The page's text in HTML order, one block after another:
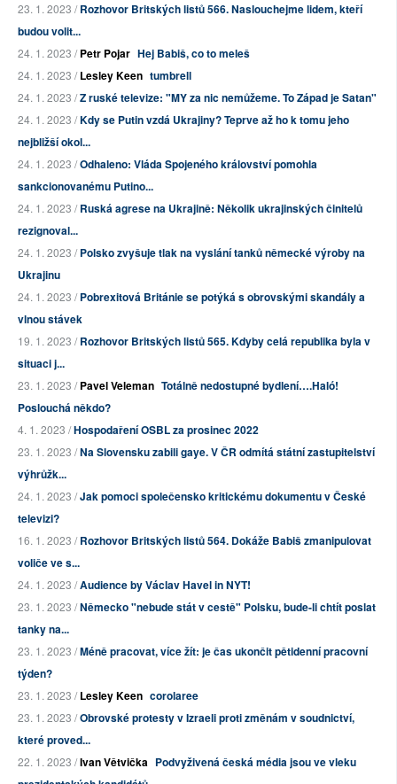
23. 1. 2023 /Rozhovor Britských listů 566. Naslouchejme lidem, kteří
budou volit...
24. 1. 2023 /Petr Pojar Hej Babiš, co to meleš
24. 1. 2023 /Lesley Keen tumbrell
24. 1. 2023 /Z ruské televize: "MY za nic nemůžeme. To Západ je Satan"
24. 1. 2023 /Kdy se Putin vzdá Ukrajiny? Teprve až ho k tomu jeho
nejbližší okol...
24. 1. 2023 /Odhaleno: Vláda Spojeného království pomohla
sankcionovanému Putino...
24. 1. 2023 /Ruská agrese na Ukrajině: Několik ukrajinských činitelů
rezignoval...
24. 1. 2023 /Polsko zvyšuje tlak na vyslání tanků německé výroby na
Ukrajinu
24. 1. 2023 /Pobrexitová Británie se potýká s obrovskými skandály a
vlnou stávek
19. 1. 2023 /Rozhovor Britských listů 565. Kdyby celá republika byla v
situaci j...
23. 1. 2023 /Pavel Veleman Totálně nedostupné bydlení….Haló!
Poslouchá někdo?
4. 1. 2023 /Hospodaření OSBL za prosinec 2022
23. 1. 2023 /Na Slovensku zabili gaye. V ČR odmítá státní zastupitelství
výhrůžk...
24. 1. 2023 /Jak pomoci společensko kritickému dokumentu v České
televizi?
16. 1. 2023 /Rozhovor Britských listů 564. Dokáže Babiš zmanipulovat
voliče ve s...
24. 1. 2023 /Audience by Václav Havel in NYT!
23. 1. 2023 /Německo "nebude stát v cestě" Polsku, bude-li chtít poslat
tanky na...
23. 1. 2023 /Méně pracovat, více žít: je čas ukončit pětidenní pracovní
týden?
23. 1. 2023 /Lesley Keen corolaree
23. 1. 2023 /Obrovské protesty v Izraeli proti změnám v soudnictví,
které proved...
22. 1. 2023 /Ivan Větvička Podvyživená česká média jsou ve vleku